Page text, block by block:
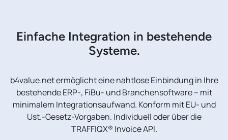
Einfache Integration in bestehende
Systeme.
b4value.net ermöglicht eine nahtlose Einbindung in Ihre
bestehende ERP-, FiBu- und Branchensoftware – mit
minimalem Integrationsaufwand. Konform mit EU- und
Ust.-Gesetz-Vorgaben. Individuell oder über die
TRAFFIQX® Invoice API.